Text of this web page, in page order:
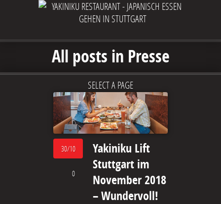
SELECT A PAGE
All posts in Presse
30/10
0
Yakiniku Lift
Stuttgart im
November 2018
– Wundervoll!